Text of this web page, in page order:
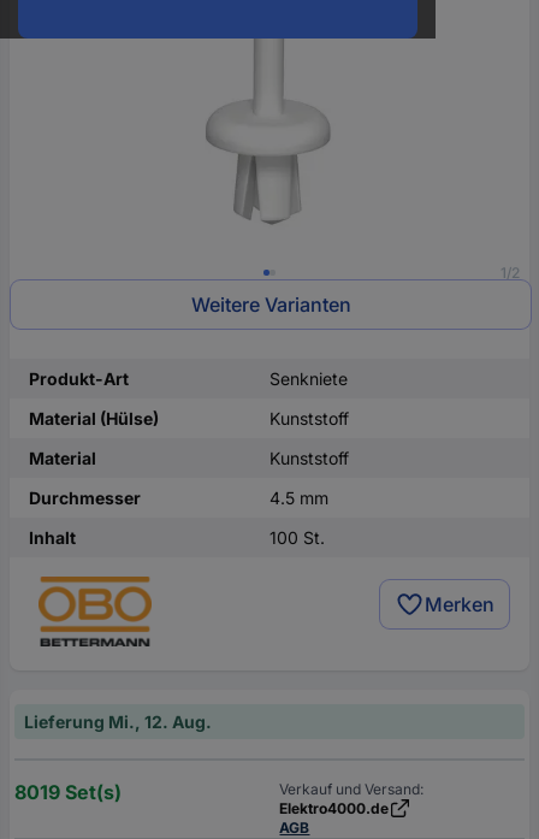
1/2
Weitere Varianten
Produkt-Art
Senkniete
Material (Hülse)
Kunststoff
Material
Kunststoff
Durchmesser
4.5 mm
Inhalt
100 St.
Merken
Lieferung Mi., 12. Aug.
8019 Set(s)
Verkauf und Versand:
Elektro4000.de
AGB